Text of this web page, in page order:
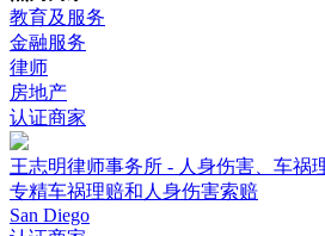
教育及服务
金融服务
律师
房地产
认证商家
王志明律师事务所 - 人身伤害、车祸
专精车祸理赔和人身伤害索赔
San Diego